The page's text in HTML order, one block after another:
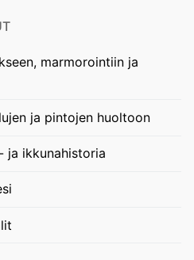
marmorointiin ja
ja pintojen huoltoon
ja ikkunahistoria